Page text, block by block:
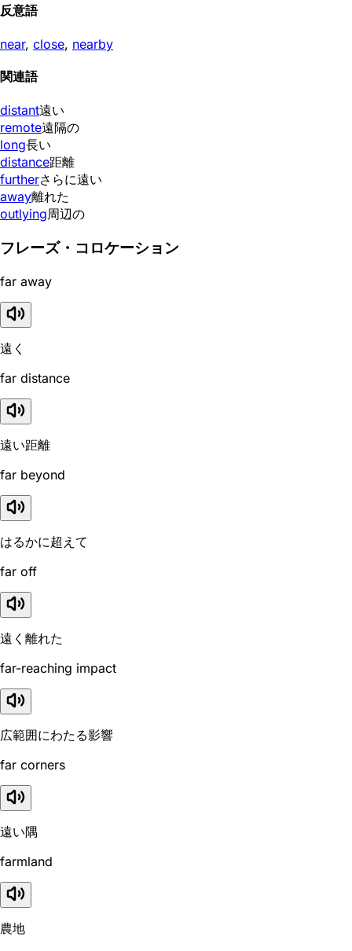
反意語
near, close, nearby
関連語
distant遠い
remote遠隔の
long長い
distance距離
furtherさらに遠い
away離れた
outlying周辺の
フレーズ・コロケーション
far away
遠く
far distance
遠い距離
far beyond
はるかに超えて
far off
遠く離れた
far-reaching impact
広範囲にわたる影響
far corners
遠い隅
farmland
農地